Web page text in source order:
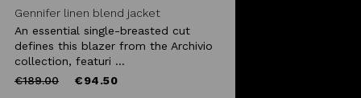
Gennifer linen blend jacket
An essential single-breasted cut
defines this blazer from the Archivio
collection, featuri ...
Price
€189.00to €94.50